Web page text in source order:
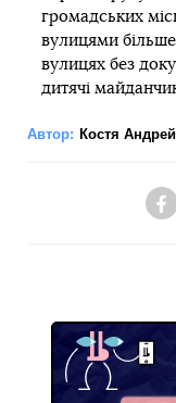
громадських
вулицями
вулицях без
дитячі
Автор: Костя